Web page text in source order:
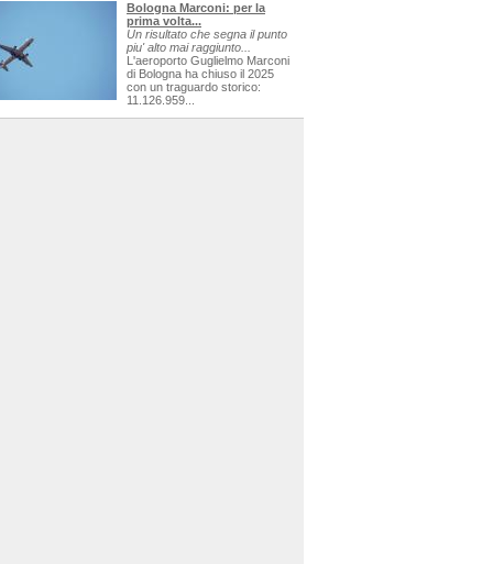
Bologna Marconi: per la
prima volta...
Un risultato che segna il punto
piu' alto mai raggiunto...
L'aeroporto Guglielmo Marconi
di Bologna ha chiuso il 2025
con un traguardo storico:
11.126.959...